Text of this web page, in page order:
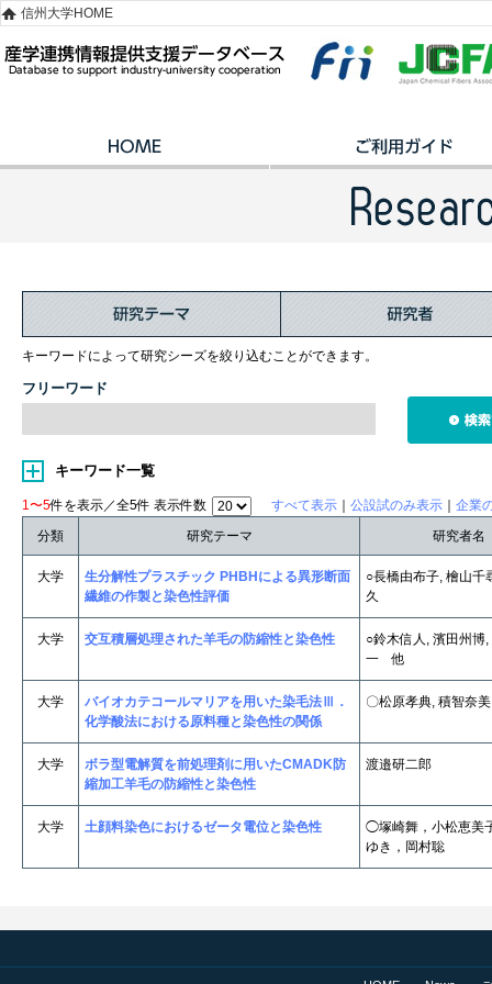
信州大学HOME
キーワードによって研究シーズを絞り込むことができます。
フリーワード
キーワード一覧
1〜5件を表示／全5件 表示件数 すべて表示 公設試のみ表示
企業
分類
研究テーマ 研究者名
大学
生分解性プラスチック PHBHによる異形断面
繊維の作製と染色性評価
○長橋由布子, 檜山千
久
大学 交互積層処理された羊毛の防縮性と染色性
○鈴木信人, 濱田州博,
一 他
大学
バイオカテコールマリアを用いた染毛法Ⅲ．
化学酸法における原料種と染色性の関係
〇松原孝典, 積智奈
大学
ボラ型電解質を前処理剤に用いたCMADK防
縮加工羊毛の防縮性と染色性
渡邉研二郎
大学 土顔料染色におけるゼータ電位と染色性
◯塚崎舞，小松恵美
ゆき，岡村聡